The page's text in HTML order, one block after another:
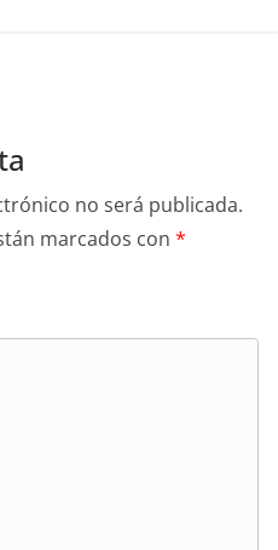
no será publicada.
marcados con *